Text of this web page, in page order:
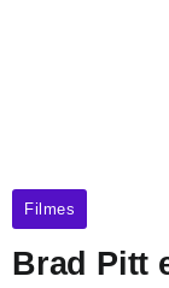
Filmes
Brad Pitt